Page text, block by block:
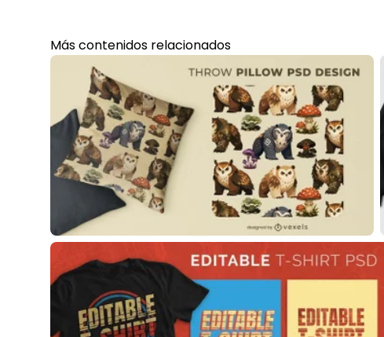
Más contenidos relacionados